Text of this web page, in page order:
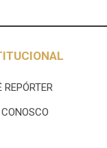
REPÓRTER